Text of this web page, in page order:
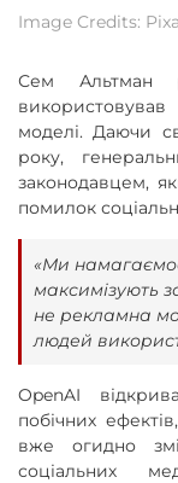
Image Credits:
Сем Альтман
моделі. Даючи
року,
законодавцем,
помилок
«Ми
максимізують
не рекламна
людей
OpenAI
побічних
вже огидно
соціальних